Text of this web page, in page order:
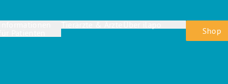
Shop